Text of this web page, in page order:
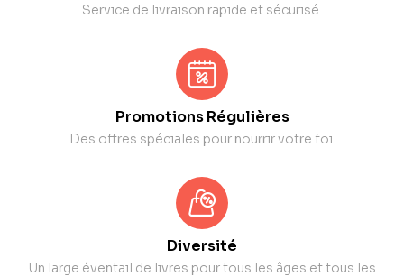
Service de livraison rapide et sécurisé.
Promotions Régulières
Des offres spéciales pour nourrir votre foi.
Diversité
Un large éventail de livres pour tous les âges et tous les